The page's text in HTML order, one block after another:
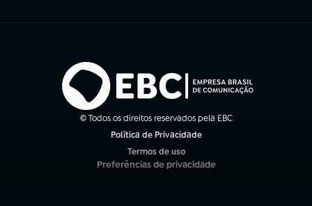
© Todos os direitos reservados pela EBC
Política de Privacidade
Termos de uso
(abre em nova aba)
Preferências de privacidade